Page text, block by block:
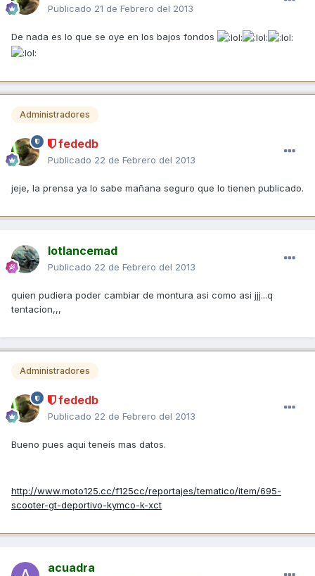
Publicado 21 de Febrero del 2013
De nada es lo que se oye en los bajos fondos
Administradores
fededb
Publicado 22 de Febrero del 2013
jeje, la prensa ya lo sabe mañana seguro que lo tienen publicado.
lotlancemad
Publicado 22 de Febrero del 2013
quien pudiera poder cambiar de montura asi como asi jjj...q
tentacion,,,
Administradores
fededb
Publicado 22 de Febrero del 2013
Bueno pues aqui teneis mas datos.
http://www.moto125.cc/f125cc/reportajes/tematico/item/695-
scooter-gt-deportivo-kymco-k-xct
acuadra